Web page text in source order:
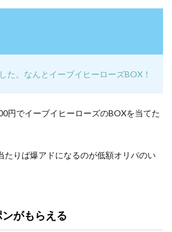
た。なんとイーブイヒーローズBOX！
円でイーブイヒーローズのBOXを当てた
たりば爆アドになるのが低額オリパのい
がもらえる